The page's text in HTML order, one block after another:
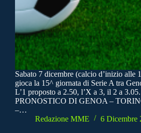
Sabato 7 dicembre (calcio d’inizio alle
gioca la 15^ giornata di Serie A tra
L’1 proposto a 2.50, l’X a 3, il 2 a
PRONOSTICO DI GENOA –
–…
Redazione MME
6 Dicembre